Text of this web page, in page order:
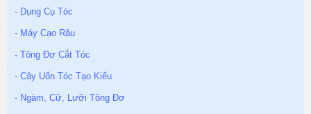
- Dụng Cụ Tóc
- Máy Cạo Râu
- Tông Đơ Cắt Tóc
- Cây Uốn Tóc Tạo Kiểu
- Ngàm, Cữ, Lưỡi Tông Đơ